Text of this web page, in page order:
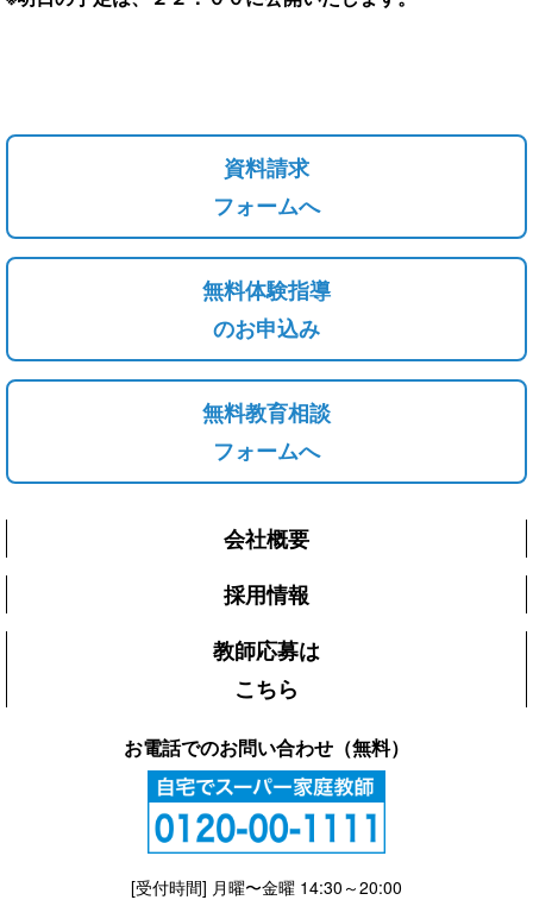
資料請求
フォームへ
無料体験指導
のお申込み
無料教育相談
フォームへ
会社概要
採用情報
教師応募は
こちら
お電話でのお問い合わせ（無料）
[受付時間] 月曜〜金曜 14:30～20:00